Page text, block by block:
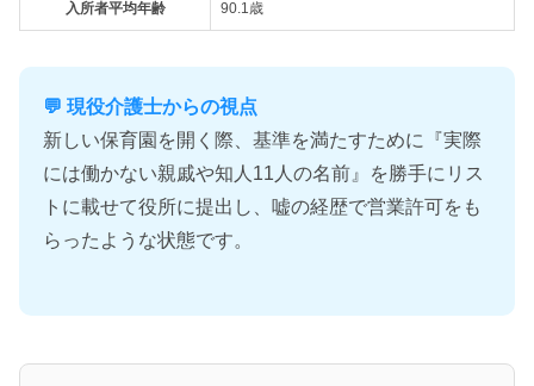
入所者平均年齢 90.1歳
💬 現役介護士からの視点
新しい保育園を開く際、基準を満たすために『実際
には働かない親戚や知人11人の名前』を勝手にリス
トに載せて役所に提出し、嘘の経歴で営業許可をも
らったような状態です。